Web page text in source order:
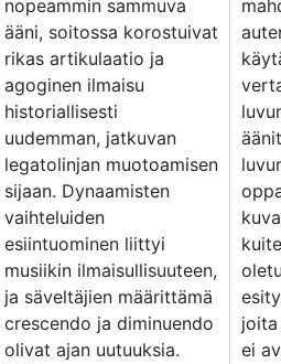
nopeammin sammuva
ääni, soitossa korostuivat
rikas artikulaatio ja
agoginen ilmaisu
historiallisesti
uudemman, jatkuvan
legatolinjan muotoamisen
sijaan. Dynaamisten
vaihteluiden
esiintuominen liittyi
musiikin ilmaisullisuuteen,
ja säveltäjien määrittämä
crescendo ja diminuendo
olivat ajan uutuuksia.
ei